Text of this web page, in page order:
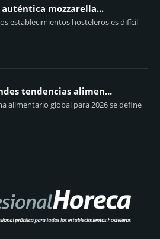
mozzarella...
establecimientos hosteleros es difícil
tendencias alimen...
alimentario global para 2026 se define